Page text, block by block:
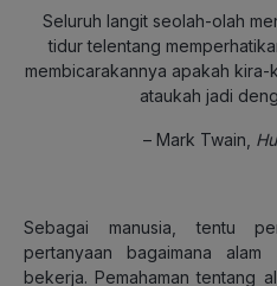
Seluruh langit seolah-olah
tidur telentang
membicarakannya apakah
ataukah jadi
– Mark Twain,
Sebagai manusia, tentu
pertanyaan bagaimana
bekerja. Pemahaman tentang